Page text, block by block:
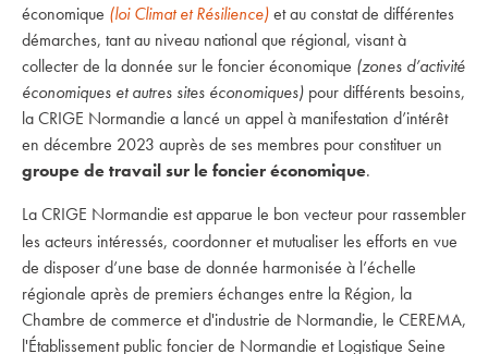
économique (loi Climat et Résilience)et au constat de différentes
démarches, tant au niveau national que régional, visant à
collecter de la donnée sur le foncier économique (zones d’activité
économiques et autres sites économiques) pour différents besoins,
la CRIGE Normandie a lancé un appel à manifestation d’intérêt
en décembre 2023 auprès de ses membres pour constituer un
groupe de travail sur le foncier économique.
La CRIGE Normandie est apparue le bon vecteur pour rassembler
les acteurs intéressés, coordonner et mutualiser les efforts en vue
de disposer d’une base de donnée harmonisée à l’échelle
régionale après de premiers échanges entre la Région, la
Chambre de commerce et d'industrie de Normandie, le CEREMA,
l'Établissement public foncier de Normandie et Logistique Seine